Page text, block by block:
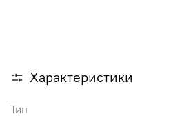
Характеристики
Тип